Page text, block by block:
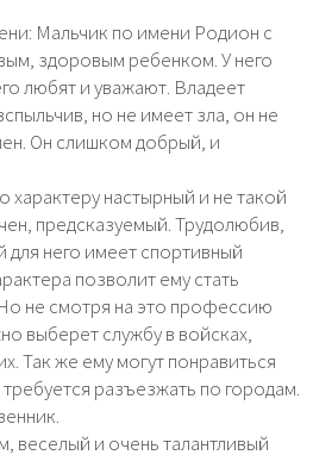
Мальчик по имени Родион с
здоровым ребенком. У него
любят и уважают. Владеет
но не имеет зла, он не
Он слишком добрый, и
характеру настырный и не такой
предсказуемый. Трудолюбив,
него имеет спортивный
позволит ему стать
не смотря на это профессию
выберет службу в войсках,
Так же ему могут понравиться
разъезжать по городам.
веселый и очень талантливый